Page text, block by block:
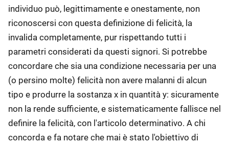
individuo può, legittimamente e onestamente, non
riconoscersi con questa definizione di felicità, la
invalida completamente, pur rispettando tutti i
parametri considerati da questi signori. Si potrebbe
concordare che sia una condizione necessaria per una
(o persino molte) felicità non avere malanni di alcun
tipo e produrre la sostanza x in quantità y: sicuramente
non la rende sufficiente, e sistematicamente fallisce nel
definire la felicità, con l'articolo determinativo. A chi
concorda e fa notare che mai è stato l'obiettivo di